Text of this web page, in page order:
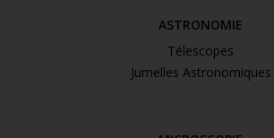
ASTRONOMIE
Télescopes
Jumelles Astronomiques